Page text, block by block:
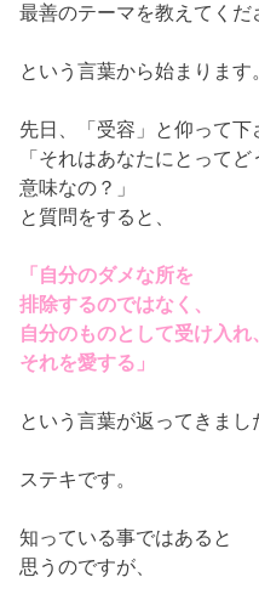
最善のテーマを教えてくだ
という言葉から始まります
先日、「受容」と仰って下
「それはあなたにとってど
意味なの？」
と質問をすると、
「自分のダメな所を
排除するのではなく、
自分のものとして受け入れ
それを愛する」
という言葉が返ってきまし
ステキです。
知っている事ではあると
思うのですが、